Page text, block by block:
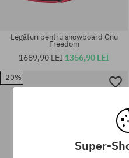
Mărimi existente:
Legături pentru snowboard Gnu
Freedom
1689,90 LEI 1356,90 LEI
-20%
Super-